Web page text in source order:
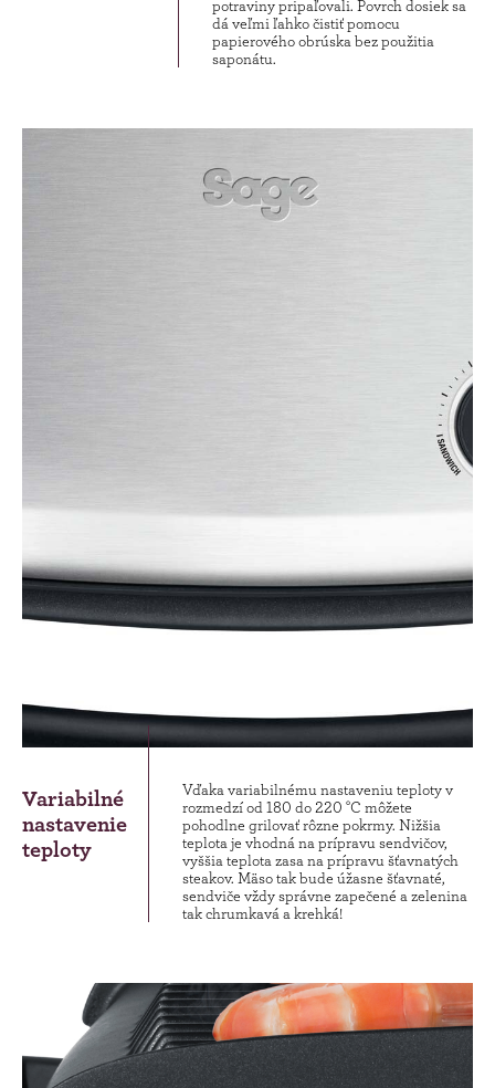
potraviny pripaľovali. Povrch dosiek sa
dá veľmi ľahko čistiť pomocu
papierového obrúska bez použitia
saponátu.
Variabilné
nastavenie
teploty
Vďaka variabilnému nastaveniu teploty v
rozmedzí od 180 do 220 °C môžete
pohodlne grilovať rôzne pokrmy. Nižšia
teplota je vhodná na prípravu sendvičov,
vyššia teplota zasa na prípravu šťavnatých
steakov. Mäso tak bude úžasne šťavnaté,
sendviče vždy správne zapečené a zelenina
tak chrumkavá a krehká!